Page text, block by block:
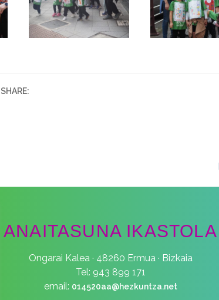
SHARE:
ANAITASUNA IKASTOLA
Ongarai Kalea · 48260 Ermua · Bizkaia
Tel: 943 899 171
email: 014520aa@hezkuntza.net